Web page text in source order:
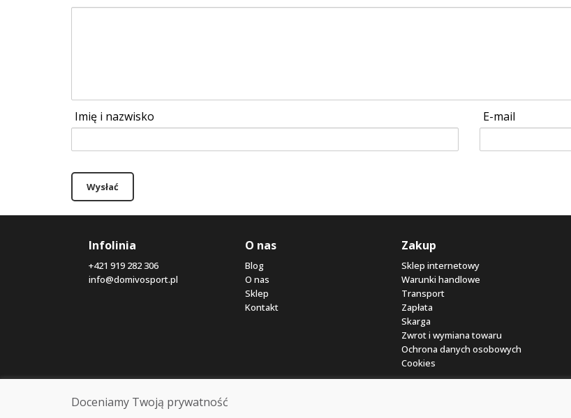
Imię i nazwisko E-mail
Wysłać
Infolinia
+421 919 282 306
info@domivosport.pl
O nas
Blog
O nas
Sklep
Kontakt
Zakup
Sklep internetowy
Warunki handlowe
Transport
Zapłata
Skarga
Zwrot i wymiana towaru
Ochrona danych osobowych
Cookies
Doceniamy Twoją prywatność